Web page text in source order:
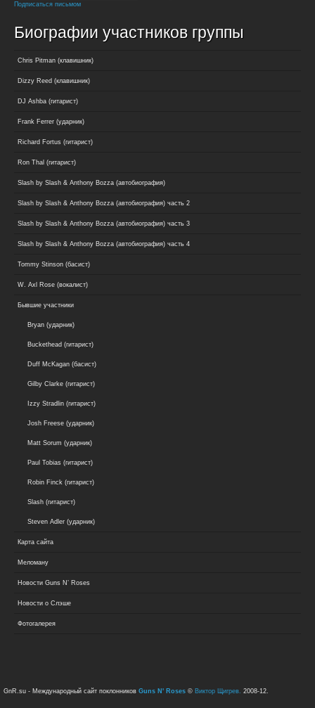
Подписаться письмом
Биографии участников группы
Chris Pitman (клавишник)
Dizzy Reed (клавишник)
DJ Ashba (гитарист)
Frank Ferrer (ударник)
Richard Fortus (гитарист)
Ron Thal (гитарист)
Slash by Slash & Anthony Bozza (автобиография)
Slash by Slash & Anthony Bozza (автобиография) часть 2
Slash by Slash & Anthony Bozza (автобиография) часть 3
Slash by Slash & Anthony Bozza (автобиография) часть 4
Tommy Stinson (басист)
W. Axl Rose (вокалист)
Бывшие участники
Bryan (ударник)
Buckethead (гитарист)
Duff McKagan (басист)
Gilby Clarke (гитарист)
Izzy Stradlin (гитарист)
Josh Freese (ударник)
Matt Sorum (ударник)
Paul Tobias (гитарист)
Robin Finck (гитарист)
Slash (гитарист)
Steven Adler (ударник)
Карта сайта
Меломану
Новости Guns N’ Roses
Новости о Слэше
Фотогалерея
GnR.su - Международный сайт поклонников Guns N' Roses © Виктор Щигрев. 2008-12.